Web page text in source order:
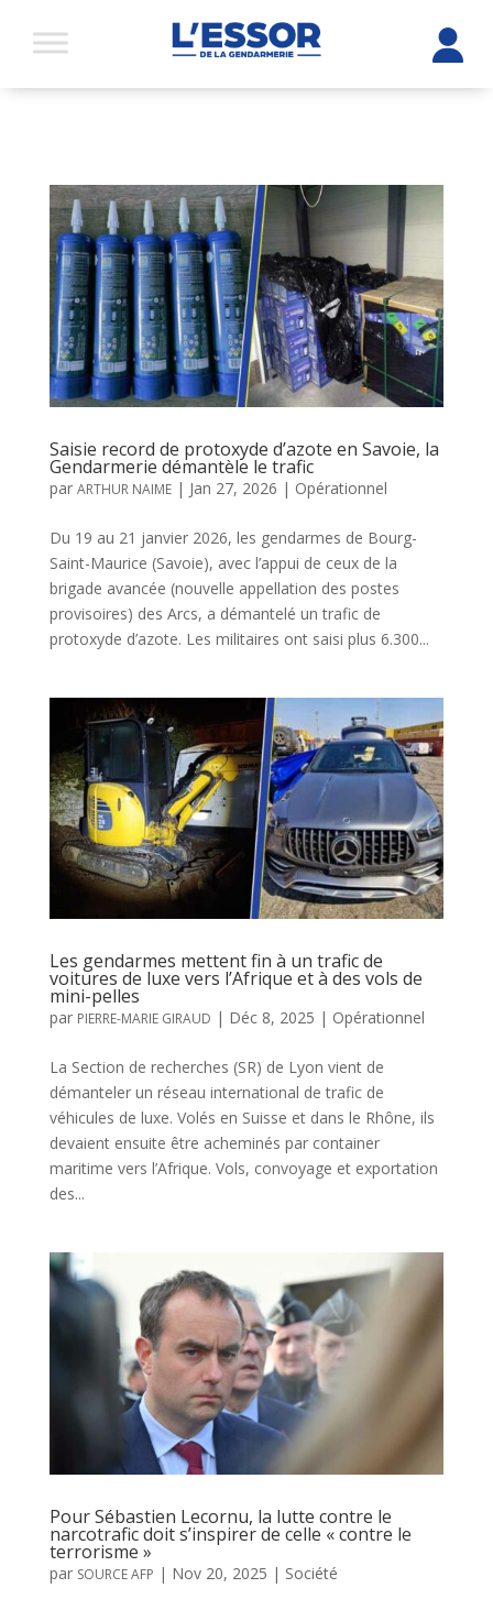
Saisie record de protoxyde d’azote en Savoie, la
Gendarmerie démantèle le trafic
par ARTHUR NAIME| Jan 27, 2026 | Opérationnel
Du 19 au 21 janvier 2026, les gendarmes de Bourg-
Saint-Maurice (Savoie), avec l’appui de ceux de la
brigade avancée (nouvelle appellation des postes
provisoires) des Arcs, a démantelé un trafic de
protoxyde d’azote. Les militaires ont saisi plus 6.300...
Les gendarmes mettent fin à un trafic de
voitures de luxe vers l’Afrique et à des vols de
mini-pelles
par PIERRE-MARIE GIRAUD | Déc 8, 2025 | Opérationnel
La Section de recherches (SR) de Lyon vient de
démanteler un réseau international de trafic de
véhicules de luxe. Volés en Suisse et dans le Rhône, ils
devaient ensuite être acheminés par container
maritime vers l’Afrique. Vols, convoyage et exportation
des...
Pour Sébastien Lecornu, la lutte contre le
narcotrafic doit s’inspirer de celle « contre le
terrorisme »
par SOURCE AFP | Nov 20, 2025 | Société